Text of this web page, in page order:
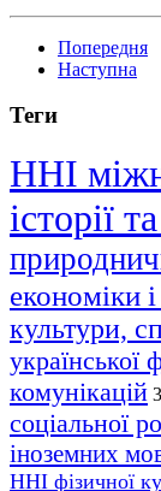
Попередня
Наступна
Теги
ННІ
історії
економіки
культури,
української
комунікацій
соціальної
іноземних
ННІ фізичної